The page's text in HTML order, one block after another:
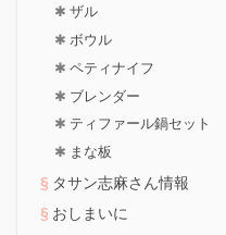
ザル
ボウル
ペティナイフ
ブレンダー
ティファール鍋セット
まな板
タサン志麻さん情報
おしまいに